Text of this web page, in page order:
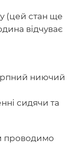
(цей стан ще
відчуває
ниючий
сидячи та
проводимо